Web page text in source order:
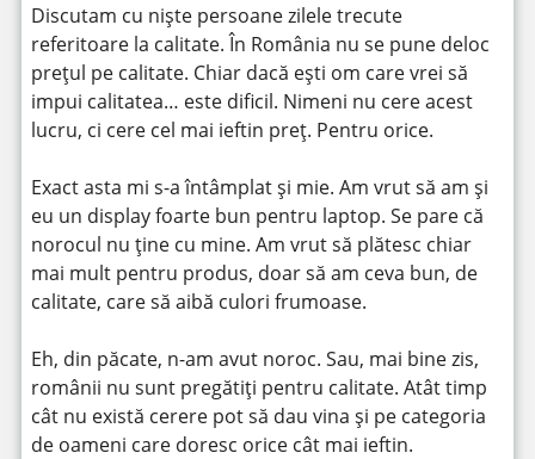
Discutam cu niște persoane zilele trecute
referitoare la calitate. În România nu se pune deloc
prețul pe calitate. Chiar dacă ești om care vrei să
impui calitatea… este dificil. Nimeni nu cere acest
lucru, ci cere cel mai ieftin preț. Pentru orice.
Exact asta mi s-a întâmplat și mie. Am vrut să am și
eu un display foarte bun pentru laptop. Se pare că
norocul nu ține cu mine. Am vrut să plătesc chiar
mai mult pentru produs, doar să am ceva bun, de
calitate, care să aibă culori frumoase.
Eh, din păcate, n-am avut noroc. Sau, mai bine zis,
românii nu sunt pregătiți pentru calitate. Atât timp
cât nu există cerere pot să dau vina și pe categoria
de oameni care doresc orice cât mai ieftin.